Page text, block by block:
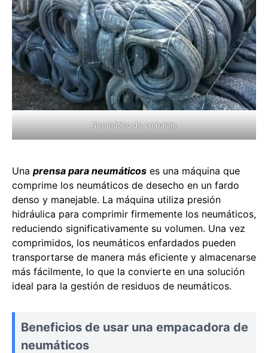
Neumático de embalaje
Una prensa para neumáticos es una máquina que
comprime los neumáticos de desecho en un fardo
denso y manejable. La máquina utiliza presión
hidráulica para comprimir firmemente los neumáticos,
reduciendo significativamente su volumen. Una vez
comprimidos, los neumáticos enfardados pueden
transportarse de manera más eficiente y almacenarse
más fácilmente, lo que la convierte en una solución
ideal para la gestión de residuos de neumáticos.
Beneficios de usar una empacadora de
neumáticos